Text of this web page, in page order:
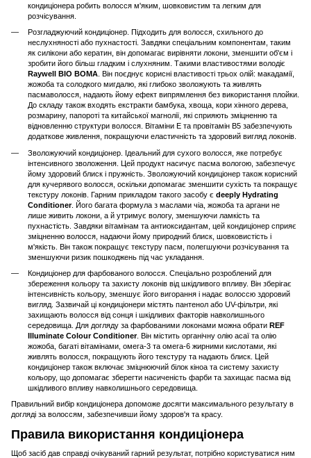
кондиціонера робить волосся м'яким, шовковистим та легким для
розчісування.
Розгладжуючий кондиціонер. Підходить для волосся, схильного до
неслухняності або пухнастості. Завдяки спеціальним компонентам, таким
як силікони або кератин, він допомагає вирівняти локони, зменшити об'єм і
зробити його більш гладким і слухняним. Такими властивостями володіє
Raywell BIO BOMA . Він поєднує корисні властивості трьох олій: макадамії,
жожоба та солодкого мигдалю, які глибоко зволожують та живлять
пасмаволосся, надають йому ефект випрямлення без використання плойки.
До складу також входять екстракти бамбука, хвоща, кори хінного дерева,
розмарину, папороті та китайської магнолії, які сприяють зміцненню та
відновленню структури волосся. Вітаміни Е та провітамін В5 забезпечують
додаткове живлення, покращуючи еластичність та здоровий вигляд локонів.
Зволожуючий кондиціонер. Ідеальний для сухого волосся, яке потребує
інтенсивного зволоження. Цей продукт насичує пасма вологою, забезпечує
йому здоровий блиск і пружність. Зволожуючий кондиціонер також корисний
для кучерявого волосся, оскільки допомагає зменшити сухість та покращує
текстуру локонів. Гарним прикладом такого засобу є deeply Hydrating
Conditioner. Його багата формула з маслами чіа, жожоба та аргани не
лише живить локони, а й утримує вологу, зменшуючи ламкість та
пухнастість. Завдяки вітамінам та антиоксидантам, цей кондиціонер сприяє
зміцненню волосся, надаючи йому природний блиск, шовковистість і
м'якість. Він також покращує текстуру пасм, полегшуючи розчісування та
зменшуючи ризик пошкоджень під час укладання.
Кондиціонер для фарбованого волосся. Спеціально розроблений для
збереження кольору та захисту локонів від шкідливого впливу. Він зберігає
інтенсивність кольору, зменшує його вигорання і надає волоссю здоровий
вигляд. Зазвичай ці кондиціонери містять пантенол або UV-фільтри, які
захищають волосся від сонця і шкідливих факторів навколишнього
середовища. Для догляду за фарбованими локонами можна обрати REF
Illuminate Colour Conditioner. Він містить органічну олію асаї та олію
жожоба, багаті вітамінами, омега-3 та омега-6 жирними кислотами, які
живлять волосся, покращують його текстуру та надають блиск. Цей
кондиціонер також включає зміцнюючий білок кіноа та систему захисту
кольору, що допомагає зберегти насиченість фарби та захищає пасма від
шкідливого впливу навколишнього середовища.
Правильний вибір кондиціонера допоможе досягти максимального результату в
догляді за волоссям, забезпечивши йому здоров'я та красу.
Правила використання кондиціонера
Щоб засіб дав справді очікуваний гарний результат, потрібно користуватися ним